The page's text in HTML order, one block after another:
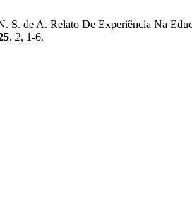
S. de A. Relato De Experiência Na
, 2, 1-6.